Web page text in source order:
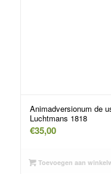
Animadversionum de
Luchtmans 1818
€35,00
Toevoegen aan